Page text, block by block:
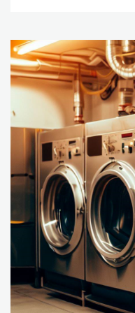
الأوساخ والشعر
المهم تنظيف المصفاة
عن طريق إزالة
ناعمة. تنظيف الباب:
عدم وجود أي
منظفات خاصة
الداخل من
قطعة قماش ناعمة
أي مواد كيميائية
الأنابيب والمنافذ
ويمكن
فحص الحزام: يجب
عدم وجود أي تلف
يبدو تالفًا. تنظيف
لضمان عدم انسدادها،